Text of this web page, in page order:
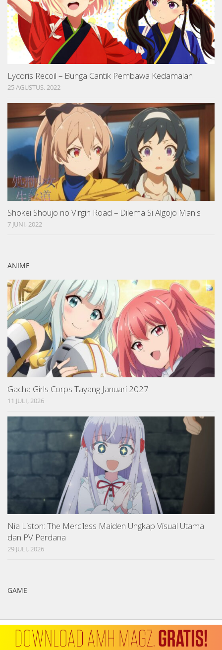
Lycoris Recoil – Bunga Cantik Pembawa Kedamaian
25 AGUSTUS, 2022
Shokei Shoujo no Virgin Road – Dilema Si Algojo Manis
7 JUNI, 2022
ANIME
Gacha Girls Corps Tayang Januari 2027
11 JULI, 2026
Nia Liston: The Merciless Maiden Ungkap Visual Utama
dan PV Perdana
29 JULI, 2026
GAME